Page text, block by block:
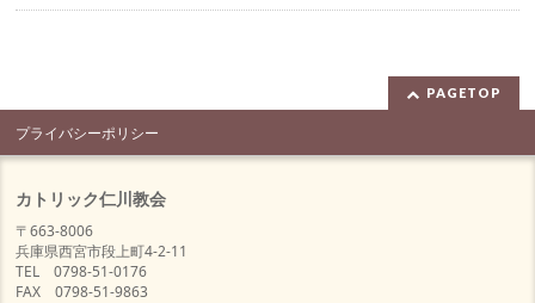
PAGETOP
プライバシーポリシー
カトリック仁川教会
〒663-8006
兵庫県西宮市段上町4-2-11
TEL 0798-51-0176
FAX 0798-51-9863